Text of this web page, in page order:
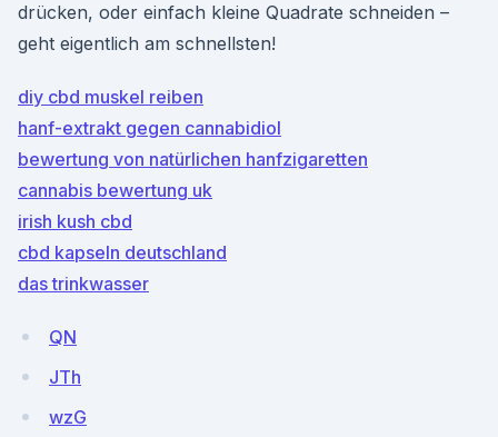
drücken, oder einfach kleine Quadrate schneiden –
geht eigentlich am schnellsten!
diy cbd muskel reiben
hanf-extrakt gegen cannabidiol
bewertung von natürlichen hanfzigaretten
cannabis bewertung uk
irish kush cbd
cbd kapseln deutschland
das trinkwasser
QN
JTh
wzG